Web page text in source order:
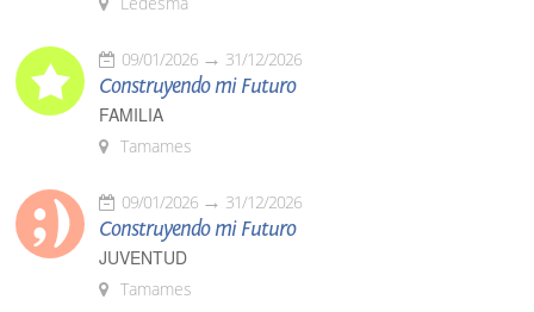
09/01/2026 31/12/2026
Construyendo mi Futuro
FAMILIA
Tamames
09/01/2026 31/12/2026
Construyendo mi Futuro
JUVENTUD
Tamames